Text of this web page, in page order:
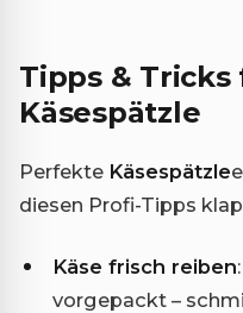
Tipps &
Käsespätzle
Perfekte Käsespätzle
diesen Profi-Tipps
Käse frisch reiben
vorgepackt –